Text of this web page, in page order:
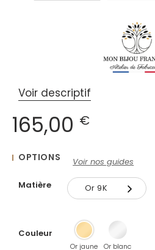
Voir descriptif
165,00 €
OPTIONS
Voir nos guides
Matière
Or 9K
Or 18K
Couleur
Or jaune Or blanc